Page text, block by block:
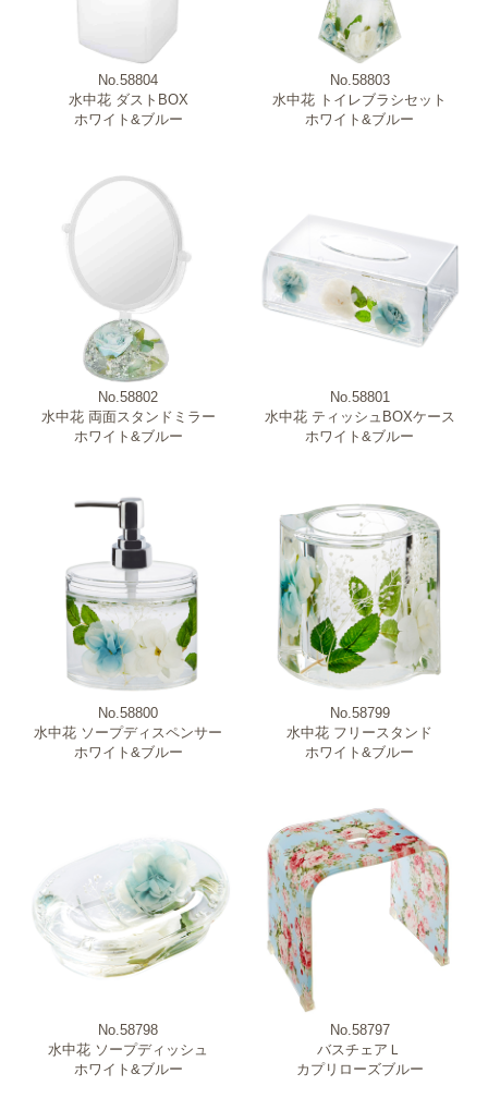
No.58804
水中花 ダストBOX
ホワイト&ブルー
No.58803
水中花 トイレブラシセット
ホワイト&ブルー
No.58802
水中花 両面スタンドミラー
ホワイト&ブルー
No.58801
水中花 ティッシュBOXケース
ホワイト&ブルー
No.58800
水中花 ソープディスペンサー
ホワイト&ブルー
No.58799
水中花 フリースタンド
ホワイト&ブルー
No.58798
水中花 ソープディッシュ
ホワイト&ブルー
No.58797
バスチェアＬ
カプリローズブルー